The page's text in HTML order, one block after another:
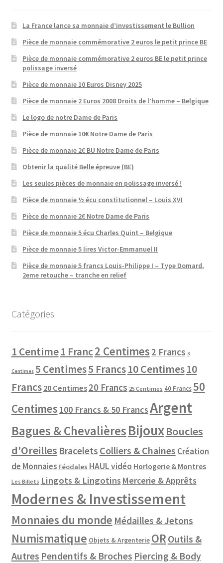
La France lance sa monnaie d’investissement le Bullion
Pièce de monnaie commémorative 2 euros le petit prince BE
Pièce de monnaie commémorative 2 euros BE le petit prince
polissage inversé
Pièce de monnaie 10 Euros Disney 2025
Pièce de monnaie 2 Euros 2008 Droits de l’homme – Belgique
Le logo de notre Dame de Paris
Pièce de monnaie 10€ Notre Dame de Paris
Pièce de monnaie 2€ BU Notre Dame de Paris
Obtenir la qualité Belle épreuve (BE)
Les seules pièces de monnaie en polissage inversé !
Pièce de monnaie ½ écu constitutionnel – Louis XVI
Pièce de monnaie 2€ Notre Dame de Paris
Pièce de monnaie 5 écu Charles Quint – Belgique
Pièce de monnaie 5 lires Victor-Emmanuel II
Pièce de monnaie 5 francs Louis-Philippe I – Type Domard,
2eme retouche – tranche en relief
Catégories
1 Centime1 Franc2 Centimes 2 Francs 3
Centimes 5 Centimes5 Francs10 Centimes10
Francs 20 Centimes 20 Francs 25 Centimes 40 Francs 50
Centimes 100 Francs & 50 FrancsArgent
Bagues & ChevalièresBijouxBoucles
d'Oreilles Bracelets Colliers & Chaines Création
de Monnaies Féodales HAUL vidéo Horlogerie & Montres
Les Billets Lingots & Lingotins Mercerie & Apprêts
Modernes & Investissement
Monnaies du monde Médailles & Jetons
Numismatique Objets & Argenterie OR Outils &
Autres Pendentifs & Broches Piercing & Body